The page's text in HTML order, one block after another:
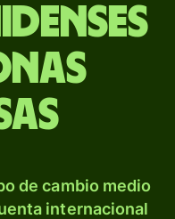
de cambio medio
internacional